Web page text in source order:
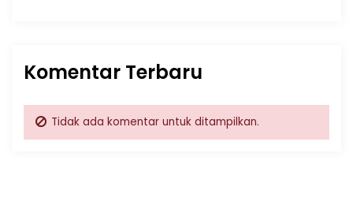
Komentar Terbaru
Tidak ada komentar untuk ditampilkan.